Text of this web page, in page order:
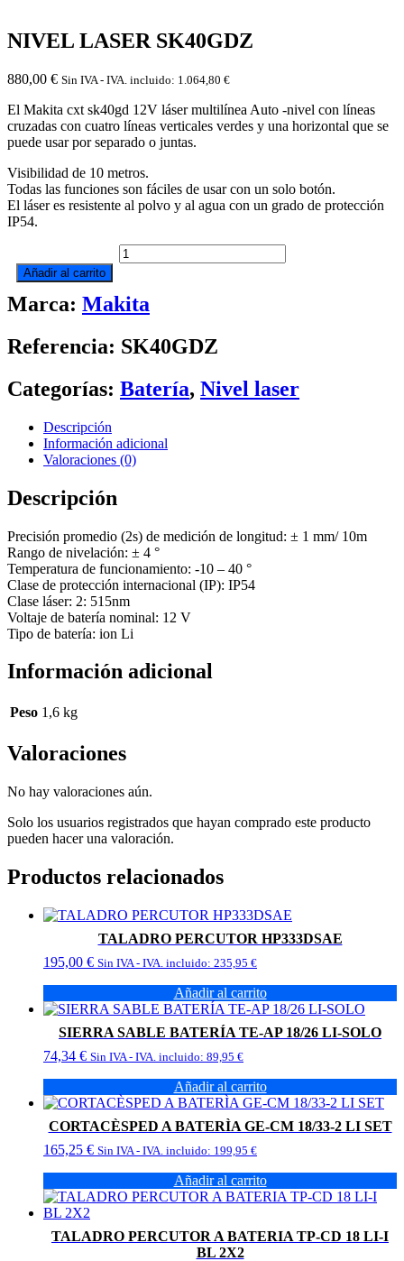
NIVEL LASER SK40GDZ
880,00 € Sin IVA - IVA. incluido: 1.064,80 €
El Makita cxt sk40gd 12V láser multilínea Auto -nivel con líneas
cruzadas con cuatro líneas verticales verdes y una horizontal que se
puede usar por separado o juntas.
Visibilidad de 10 metros.
Todas las funciones son fáciles de usar con un solo botón.
El láser es resistente al polvo y al agua con un grado de protección
IP54.
NIVEL
LASER
cantidad
Añadir al carrito
Marca: Makita
Referencia: SK40GDZ
Categorías: Batería, Nivel laser
Descripción
Información adicional
Valoraciones (0)
Descripción
Precisión promedio (2s) de medición de longitud: ± 1 mm/ 10m
Rango de nivelación: ± 4 °
Temperatura de funcionamiento: -10 – 40 °
Clase de protección internacional (IP): IP54
Clase láser: 2: 515nm
Voltaje de batería nominal: 12 V
Tipo de batería: ion Li
Información adicional
Peso 1,6 kg
Valoraciones
No hay valoraciones aún.
Solo los usuarios registrados que hayan comprado este producto
pueden hacer una valoración.
Productos relacionados
TALADRO PERCUTOR HP333DSAE
195,00 € Sin IVA - IVA. incluido: 235,95 €
Añadir al carrito
SIERRA SABLE BATERÍA TE-AP 18/26 LI-SOLO
74,34 € Sin IVA - IVA. incluido: 89,95 €
Añadir al carrito
CORTACÈSPED A BATERÌA GE-CM 18/33-2 LI SET
165,25 € Sin IVA - IVA. incluido: 199,95 €
Añadir al carrito
TALADRO PERCUTOR A BATERIA TP-CD 18 LI-I
BL 2X2